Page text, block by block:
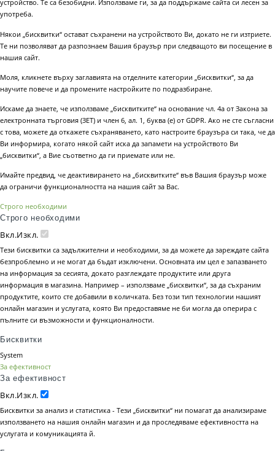
устройство. Те са безобидни. Използваме ги, за да поддържаме сайта си лесен за
употреба.
Някои „бисквитки“ остават съхранени на устройството Ви, докато не ги изтриете.
Те ни позволяват да разпознаем Вашия браузър при следващото ви посещение в
нашия сайт.
Моля, кликнете върху заглавията на отделните категории „бисквитки“, за да
научите повече и да промените настройките по подразбиране.
Искаме да знаете, че използваме „бисквитките“ на основание чл. 4а от Закона за
електронната търговия (ЗЕТ) и член 6, ал. 1, буква (е) от GDPR. Ако не сте съгласни
с това, можете да откажете съхраняването, като настроите браузъра си така, че да
Ви информира, когато някой сайт иска да запамети на устройството Ви
„бисквитки“, а Вие съответно да ги приемате или не.
Имайте предвид, че деактивирането на „бисквитките“ във Вашия браузър може
да ограничи функционалността на нашия сайт за Вас.
Строго необходими
Строго необходими
Вкл.Изкл.
Тези бисквитки са задължителни и необходими, за да можете да зареждате сайта
безпроблемно и не могат да бъдат изключени. Основната им цел е запазването
на информация за сесията, докато разглеждате продуктите или друга
информация в магазина. Например – използваме „бисквитки“, за да съхраним
продуктите, които сте добавили в количката. Без този тип технологии нашият
онлайн магазин и услугата, която Ви предоставяме не би могла да оперира с
пълните си възможности и функционалности.
Бисквитки
System
За ефективност
За ефективност
Вкл.Изкл.
Бисквитки за анализ и статистика - Тези „бисквитки“ ни помагат да анализираме
използването на нашия онлайн магазин и да проследяваме ефективността на
услугата и комуникацията й.